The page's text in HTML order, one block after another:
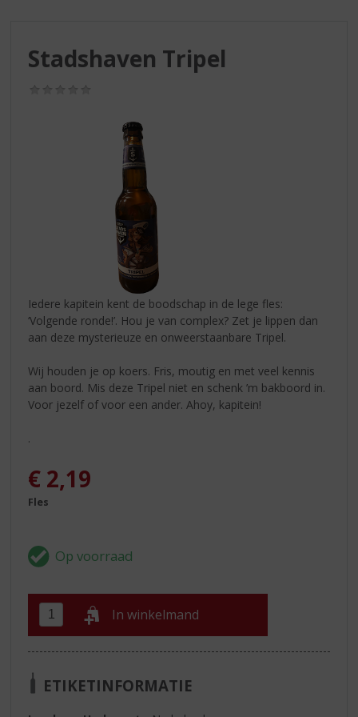
Stadshaven Tripel
Iedere kapitein kent de boodschap in de lege fles:
‘Volgende ronde!’. Hou je van complex? Zet je lippen dan
aan deze mysterieuze en onweerstaanbare Tripel.
Wij houden je op koers. Fris, moutig en met veel kennis
aan boord. Mis deze Tripel niet en schenk ’m bakboord in.
Voor jezelf of voor een ander. Ahoy, kapitein!
.
€ 2,19
Fles
In winkelmand
ETIKETINFORMATIE